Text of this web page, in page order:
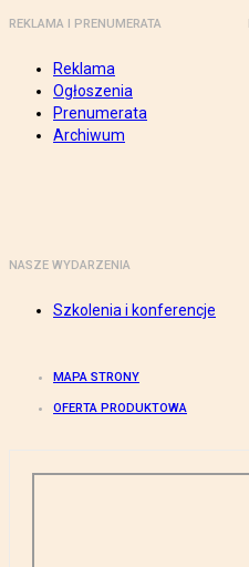
REKLAMA I PRENUMERATA
Reklama
Ogłoszenia
Prenumerata
Archiwum
NASZE WYDARZENIA
Szkolenia i konferencje
MAPA STRONY
OFERTA PRODUKTOWA